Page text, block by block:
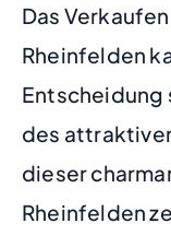
Das
Rheinfelden
Entscheidung
des
dieser
Rheinfelden